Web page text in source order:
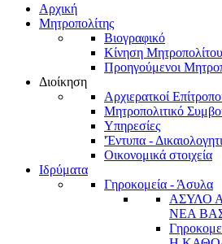
Αρχική
Μητροπολίτης
Βιογραφικό
Κίνηση Μητροπολίτου
Προηγούμενοι
Διοίκηση
Αρχιερατκοί
Μητροπολιτικό
Υπηρεσίες
'Έντυπα -
Οικονομικά στοιχεία
Ιδρύματα
Γηροκομεία - Άσυλα
ΑΣΥΛΟ
ΝΕΑ